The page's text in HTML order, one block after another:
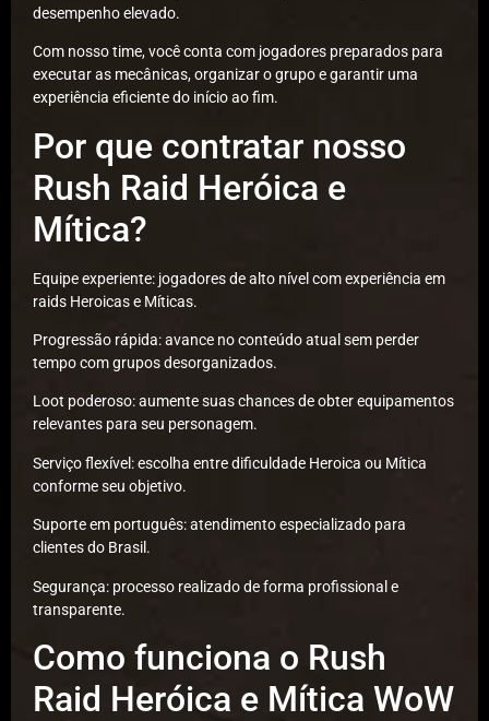
desempenho elevado.
Com nosso time, você conta com jogadores preparados para
executar as mecânicas, organizar o grupo e garantir uma
experiência eficiente do início ao fim.
Por que contratar nosso
Rush Raid Heróica e
Mítica?
Equipe experiente: jogadores de alto nível com experiência em
raids Heroicas e Míticas.
Progressão rápida: avance no conteúdo atual sem perder
tempo com grupos desorganizados.
Loot poderoso: aumente suas chances de obter equipamentos
relevantes para seu personagem.
Serviço flexível: escolha entre dificuldade Heroica ou Mítica
conforme seu objetivo.
Suporte em português: atendimento especializado para
clientes do Brasil.
Segurança: processo realizado de forma profissional e
transparente.
Como funciona o Rush
Raid Heróica e Mítica WoW